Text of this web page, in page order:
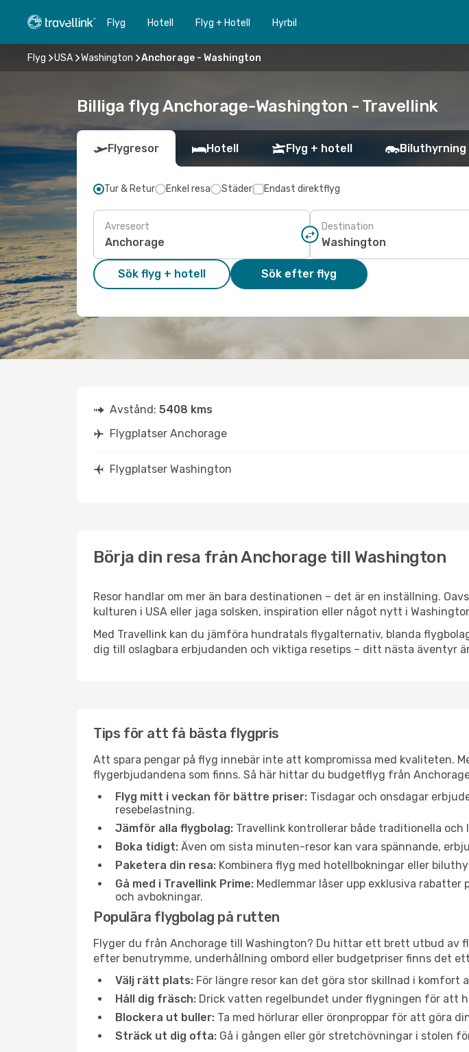
Flyg Hotell Flyg + Hotell Hyrbil
Flyg USA Washington Anchorage - Washington
Billiga flyg Anchorage-Washington - Travellink
Flygresor Hotell Flyg + hotell Biluthyrning
Tur & Retur Enkel resa Städer Endast direktflyg
Avreseort Destination
Sök flyg + hotell Sök efter flyg
Avstånd: 5408 kms
Flygplatser Anchorage
Flygplatser Washington
Börja din resa från Anchorage till Washington
Resor handlar om mer än bara destinationen – det är en inställning.
kulturen i USA eller jaga solsken, inspiration eller något nytt i
Med Travellink kan du jämföra hundratals flygalternativ, blanda
dig till oslagbara erbjudanden och viktiga resetips – ditt nästa äventyr
Tips för att få bästa flygpris
Att spara pengar på flyg innebär inte att kompromissa med kvaliteten.
flygerbjudandena som finns. Så här hittar du budgetflyg från
Flyg mitt i veckan för bättre priser: Tisdagar och onsdagar
resebelastning.
Jämför alla flygbolag: Travellink kontrollerar både traditionella
Boka tidigt: Även om sista minuten-resor kan vara spännande,
Paketera din resa: Kombinera flyg med hotellbokningar eller
Gå med i Travellink Prime: Medlemmar låser upp exklusiva
och avbokningar.
Populära flygbolag på rutten
Flyger du från Anchorage till Washington? Du hittar ett brett utbud av
efter benutrymme, underhållning ombord eller budgetpriser finns det
Välj rätt plats: För längre resor kan det göra stor skillnad i
Håll dig fräsch: Drick vatten regelbundet under flygningen för att
Blockera ut buller: Ta med hörlurar eller öronproppar för att göra
Sträck ut dig ofta: Gå i gången eller gör stretchövningar i stolen